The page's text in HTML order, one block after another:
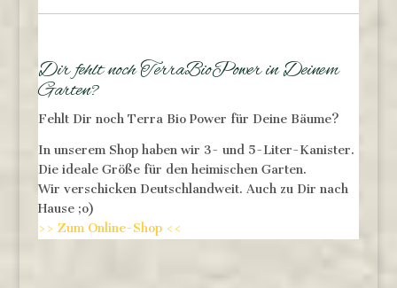
Dir fehlt noch TerraBioPower in Deinem
Garten?
Fehlt Dir noch Terra Bio Power für Deine Bäume?
In unserem Shop haben wir 3- und 5-Liter-Kanister.
Die ideale Größe für den heimischen Garten.
Wir verschicken Deutschlandweit. Auch zu Dir nach
Hause ;o)
>> Zum Online-Shop <<